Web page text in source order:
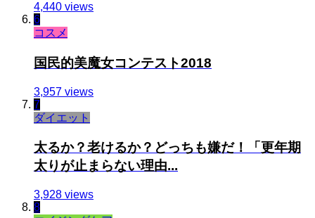
4,440 views
6
コスメ
国民的美魔女コンテスト2018
3,957 views
7
ダイエット
太るか？老けるか？どっちも嫌だ！「更年期
太りが止まらない理由...
3,928 views
8